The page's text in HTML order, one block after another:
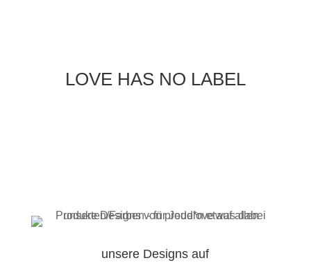
LOVE HAS NO LABEL
unsere Designs auf